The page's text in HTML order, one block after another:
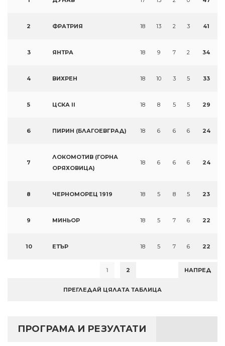
2 ФРАТРИЯ 18 13 2 3 41
3 ЯНТРА 18 9 7 2 34
4 ВИХРЕН 18 10 3 5 33
5 ЦСКА II 18 8 5 5 29
6 ПИРИН (БЛАГОЕВГРАД) 18 6 6 6 24
7
ЛОКОМОТИВ (ГОРНА
ОРЯХОВИЦА)
18 6 6 6 24
8 ЧЕРНОМОРЕЦ 1919 18 5 8 5 23
9 МИНЬОР 18 5 7 6 22
10 ЕТЪР 18 5 7 6 22
1 2 НАПРЕД
ПРЕГЛЕДАЙ ЦЯЛАТА ТАБЛИЦА
ПРОГРАМА И РЕЗУЛТАТИ